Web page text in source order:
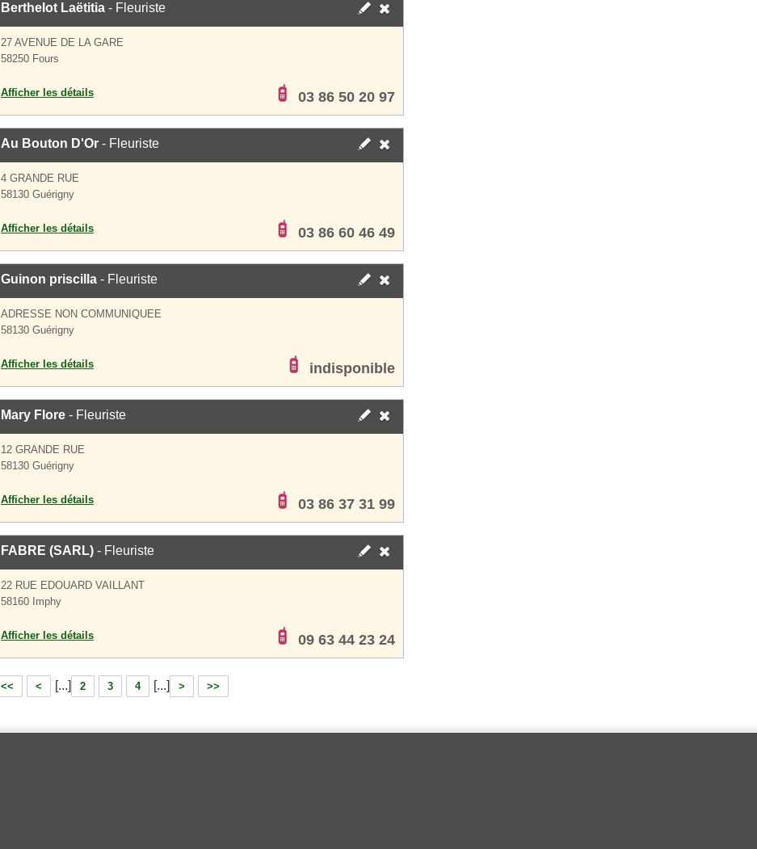
Berthelot Laëtitia - Fleuriste
27 AVENUE DE LA GARE
58250 Fours
Afficher les détails 03 86 50 20 97
Au Bouton D'Or - Fleuriste
4 GRANDE RUE
58130 Guérigny
Afficher les détails 03 86 60 46 49
Guinon priscilla - Fleuriste
ADRESSE NON COMMUNIQUEE
58130 Guérigny
Afficher les détails indisponible
Mary Flore - Fleuriste
12 GRANDE RUE
58130 Guérigny
Afficher les détails 03 86 37 31 99
FABRE (SARL) - Fleuriste
22 RUE EDOUARD VAILLANT
58160 Imphy
Afficher les détails 09 63 44 23 24
<< < [...] 2 3 4 [...] > >>